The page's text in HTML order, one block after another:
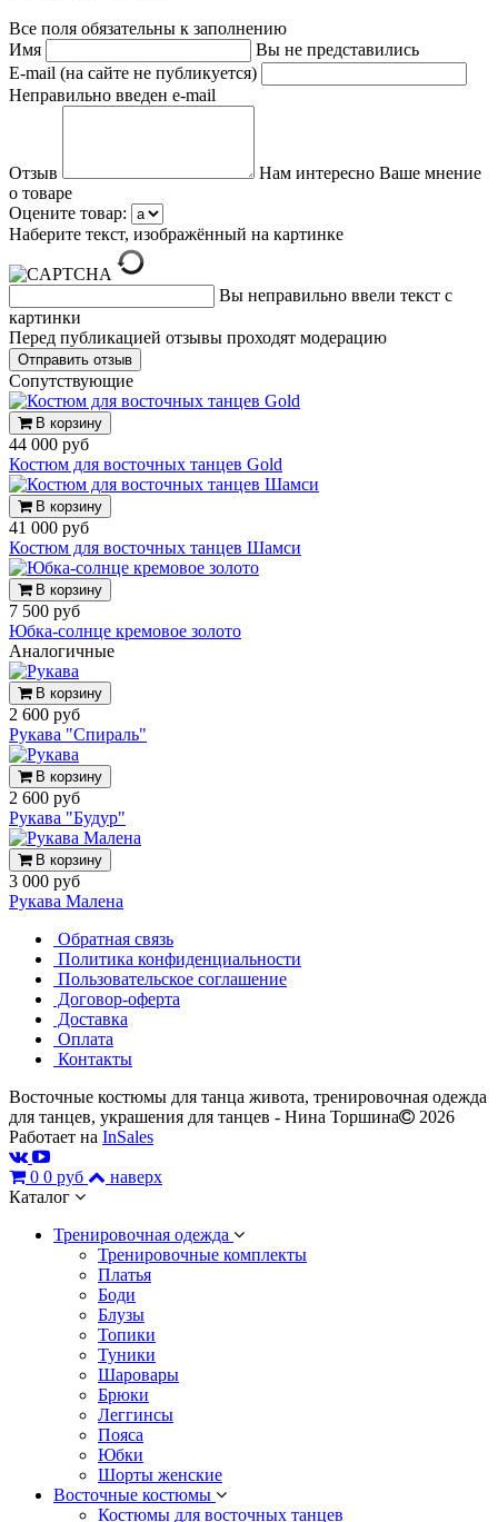
Все поля обязательны к заполнению
Имя
Вы не представились
E-mail (на сайте не публикуется)
Неправильно введен e-mail
Отзыв
Нам интересно Ваше мнение
о товаре
Оцените товар:
Наберите текст, изображённый на картинке
Вы неправильно ввели текст с
картинки
Перед публикацией отзывы проходят модерацию
Cопутствующие
В корзину
44 000 руб
Костюм для восточных танцев Gold
В корзину
41 000 руб
Костюм для восточных танцев Шамси
В корзину
7 500 руб
Юбка-солнце кремовое золото
Аналогичные
В корзину
2 600 руб
Рукава "Спираль"
В корзину
2 600 руб
Рукава "Будур"
В корзину
3 000 руб
Рукава Малена
Обратная связь
Политика конфиденциальности
Пользовательское соглашение
Договор-оферта
Доставка
Оплата
Контакты
Восточные костюмы для танца живота, тренировочная одежда
для танцев, украшения для танцев - Нина Торшина
2026
Работает на InSales
0 0 руб
наверх
Каталог
Тренировочная одежда
Тренировочные комплекты
Платья
Боди
Блузы
Топики
Туники
Шаровары
Брюки
Леггинсы
Пояса
Юбки
Шорты женские
Восточные костюмы
Костюмы для восточных танцев